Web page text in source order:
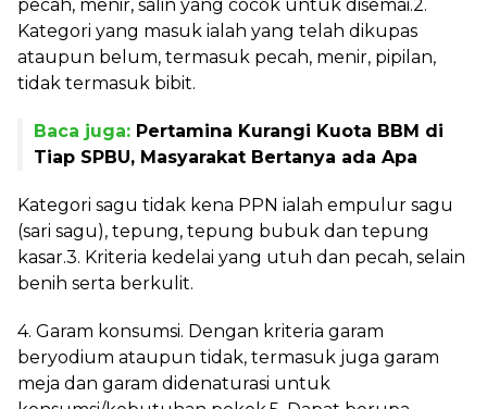
pecah, menir, salin yang cocok untuk disemai.2.
Kategori yang masuk ialah yang telah dikupas
ataupun belum, termasuk pecah, menir, pipilan,
tidak termasuk bibit.
Baca juga: Pertamina Kurangi Kuota BBM di
Tiap SPBU, Masyarakat Bertanya ada Apa
Kategori sagu tidak kena PPN ialah empulur sagu
(sari sagu), tepung, tepung bubuk dan tepung
kasar.3. Kriteria kedelai yang utuh dan pecah, selain
benih serta berkulit.
4. Garam konsumsi. Dengan kriteria garam
beryodium ataupun tidak, termasuk juga garam
meja dan garam didenaturasi untuk